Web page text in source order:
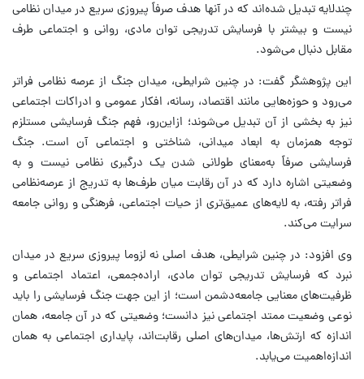
چندلایه تبدیل شده‌اند که در آنها هدف صرفاً پیروزی سریع در میدان نظامی
نیست و بیشتر با فرسایش تدریجی توان مادی، روانی و اجتماعی طرف
مقابل دنبال می‌شود.
این پژوهشگر گفت: در چنین شرایطی، میدان جنگ از عرصه نظامی فراتر
می‌رود و حوزه‌هایی مانند اقتصاد، رسانه، افکار عمومی و ادراکات اجتماعی
نیز به بخشی از آن تبدیل می‌شوند؛ ازاین‌رو، فهم جنگ فرسایشی مستلزم
توجه همزمان به ابعاد میدانی، شناختی و اجتماعی آن است. جنگ
فرسایشی صرفاً به‌معنای طولانی شدن یک درگیری نظامی نیست و به
وضعیتی اشاره دارد که در آن رقابت میان طرف‌ها به تدریج از عرصه‌نظامی
فراتر رفته، به لایه‌های عمیق‌تری از حیات اجتماعی، فرهنگی و روانی جامعه
سرایت می‌کند.
وی افزود: در چنین شرایطی، هدف اصلی نه لزوما پیروزی سریع در میدان
نبرد که فرسایش تدریجی توان مادی، اراده‌جمعی، اعتماد اجتماعی و
ظرفیت‌های معنایی جامعه‌دشمن است؛ از این جهت جنگ فرسایشی را باید
نوعی وضعیت ممتد اجتماعی نیز دانست؛ وضعیتی که در آن جامعه، همان
اندازه که ارتش‌ها، میدان‌های اصلی رقابت‌اند، پایداری اجتماعی به همان
اندازه‌اهمیت می‌یابد.